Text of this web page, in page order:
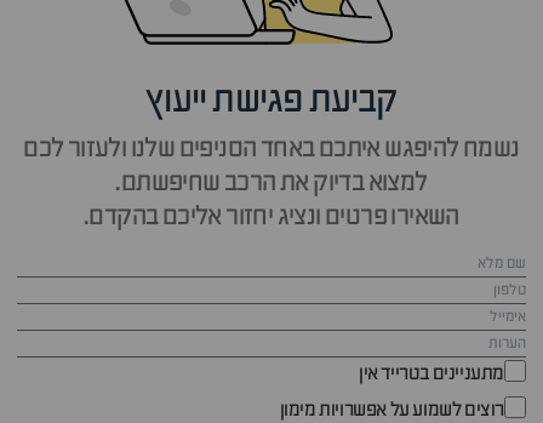
קביעת פגישת ייעוץ
נשמח להיפגש איתכם באחד הסניפים שלנו ולעזור לכם
למצוא בדיוק את הרכב שחיפשתם.
השאירו פרטים ונציג יחזור אליכם בהקדם.
מתעניינים בטרייד אין
רוצים לשמוע על אפשרויות מימון